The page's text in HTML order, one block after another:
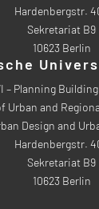
Hardenbergstr.
Sekretariat B9
10623 Berlin
– Planning
Urban and
Design and
Hardenbergstr.
Sekretariat B9
10623 Berlin